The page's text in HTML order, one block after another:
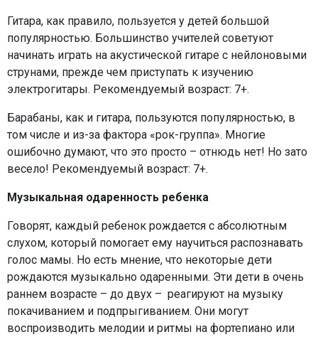
Гитара, как правило, пользуется у детей большой
популярностью. Большинство учителей советуют
начинать играть на акустической гитаре с нейлоновыми
струнами, прежде чем приступать к изучению
электрогитары. Рекомендуемый возраст: 7+.
Барабаны, как и гитара, пользуются популярностью, в
том числе и из-за фактора «рок-группа». Многие
ошибочно думают, что это просто – отнюдь нет! Но зато
весело! Рекомендуемый возраст: 7+.
Музыкальная одаренность ребенка
Говорят, каждый ребенок рождается с абсолютным
слухом, который помогает ему научиться распознавать
голос мамы. Но есть мнение, что некоторые дети
рождаются музыкально одаренными. Эти дети в очень
раннем возрасте – до двух – реагируют на музыку
покачиванием и подпрыгиванием. Они могут
воспроизводить мелодии и ритмы на фортепиано или